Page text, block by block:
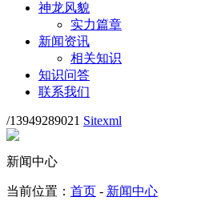
神龙风貌
实力篇章
新闻资讯
相关知识
知识问答
联系我们
/13949289021 Sitexml
新闻中心
当前位置： 首页 - 新闻中心